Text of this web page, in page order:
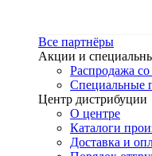
Все партнёры
Акции и
Распродажа со
Специальные
Центр дистрибуции
О центре
Каталоги
Доставка и